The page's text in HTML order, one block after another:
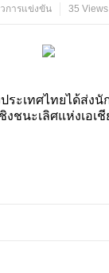
การแข่งขัน 35 Views
ะเทศไทยได้ส่ง
ชนะเลิศแห่งเอเ